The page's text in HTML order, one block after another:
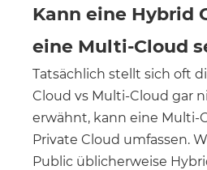
Kann eine Hybrid
eine Multi-Cloud
Tatsächlich stellt sich oft
Cloud vs Multi-Cloud gar
erwähnt, kann eine Multi-
Private Cloud umfassen.
Public üblicherweise